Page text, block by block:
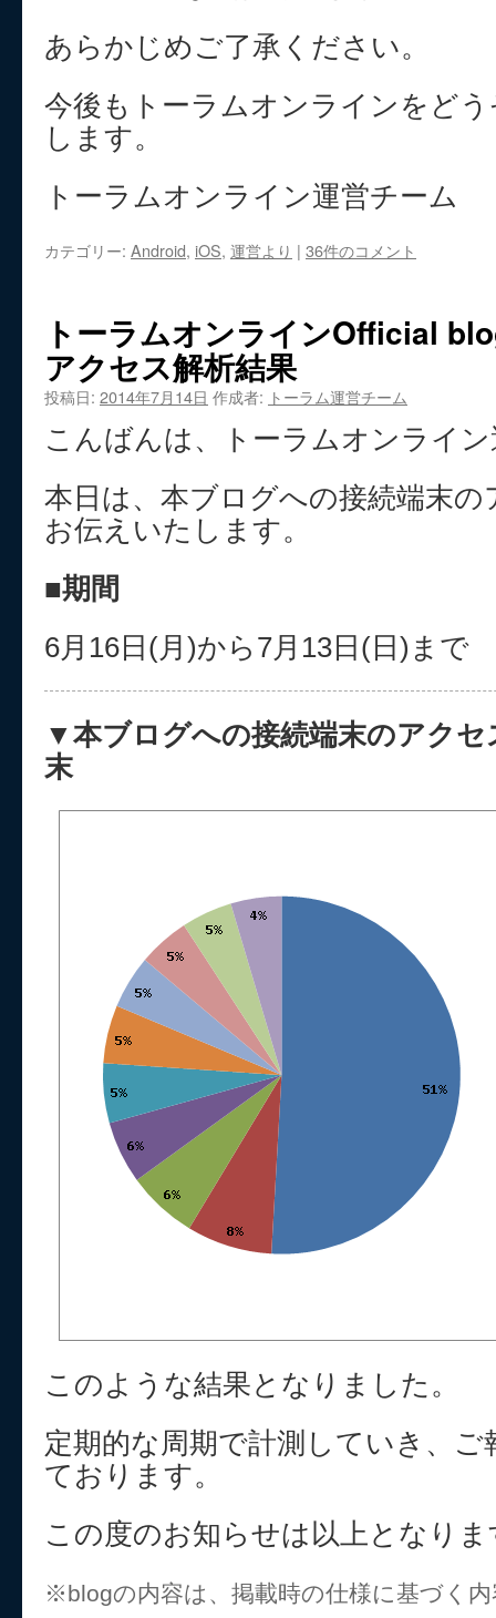
あらかじめご了承ください。
今後もトーラムオンラインをど
します。
トーラムオンライン運営チーム
カテゴリー: Android, iOS, 運営より | 36件のコメント
トーラムオンラインOfficial
アクセス解析結果
投稿日: 2014年7月14日 作成者: トーラム運営チーム
こんばんは、トーラムオンライ
本日は、本ブログへの接続端末
お伝えいたします。
■期間
6月16日(月)から7月13日(日)まで
▼本ブログへの接続端末のアクセ
末
このような結果となりました。
定期的な周期で計測していき、
ております。
この度のお知らせは以上となりま
※blogの内容は、掲載時の仕様に基づく